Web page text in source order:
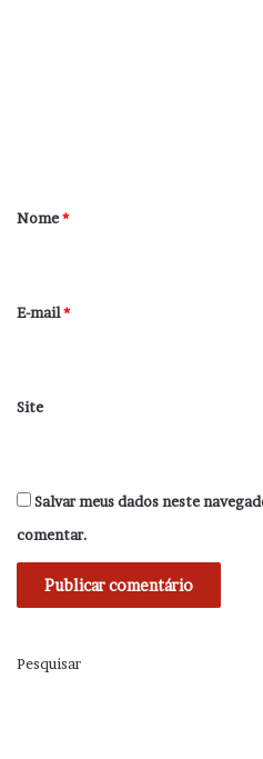
r
*
Nome*
E-mail*
Site
Salvar meus dados neste
comentar.
Pesquisar